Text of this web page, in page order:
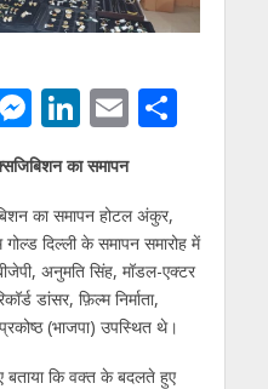
M
e
ss
e
n
g
er
Li
n
k
e
dI
n
E
m
ai
l
S
e
का समापन
का समापन होटल अंकुर,
दिल्ली के समापन समारोह में
अनुमति सिंह, मॉडल-एक्टर
डांसर, फ़िल्म निर्माता,
(भाजपा) उपस्थित थे।
बताया कि वक्त के बदलते हुए